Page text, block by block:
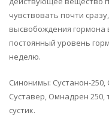
чувствовать почти
высвобождения
постоянный уровень
неделю.
Синонимы: Сустанон-250,
Суставер, Омнадрен 250,
сустик.